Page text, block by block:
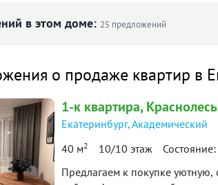
районе города. Средний
расположение дома,
остановка общественного
обременений нет,
26370
лет
200 ₽
и является ориентировочным. Точную ставку и условия
в этом доме: 25 предложений
110 395
I пол. 2024
123 034
II пол. 2024
107 595
I пол. 2025
о продаже квартир в
1-к квартира,
Екатеринбург,Академический
40 м2 10/10 этаж
Предлагаем к покупке уютную,